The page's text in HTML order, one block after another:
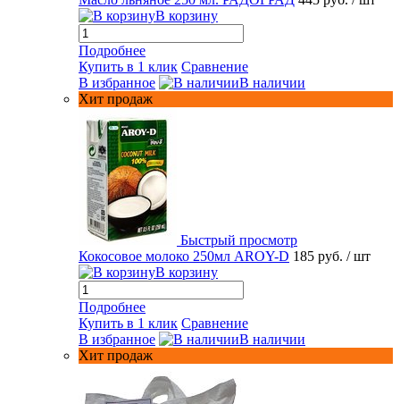
В корзину
Подробнее
Купить в 1 клик Сравнение
В избранное
В наличии
Хит продаж
Быстрый просмотр
Кокосовое молоко 250мл AROY-D 185 руб. / шт
В корзину
Подробнее
Купить в 1 клик Сравнение
В избранное
В наличии
Хит продаж